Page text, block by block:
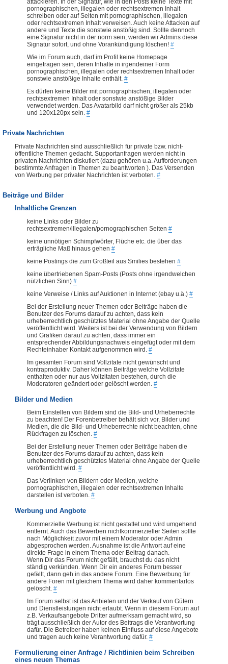
attackieren. In der Signatur, wie in den Posts keine Texte mit
pornographischen, illegalen oder rechtsextremen Inhalt
schreiben oder auf Seiten mit pornographischen, illegalen
oder rechtsextremen Inhalt verweisen. Auch keine Attacken auf
andere und Texte die sonstwie anstößig sind. Sollte dennoch
eine Signatur nicht in der norm sein, werden wir Admins diese
Signatur sofort, und ohne Vorankündigung löschen! #
Wie im Forum auch, darf im Profil keine Homepage
eingetragen sein, deren Inhalte in irgendeiner Form
pornographischen, illegalen oder rechtsextremen Inhalt oder
sonstwie anstößige Inhalte enthält. #
Es dürfen keine Bilder mit pornographischen, illegalen oder
rechtsextremen Inhalt oder sonstwie anstößige Bilder
verwendet werden. Das Avatarbild darf nicht größer als 25kb
und 120x120px sein. #
Private Nachrichten
Private Nachrichten sind ausschließlich für private bzw. nicht-
öffentliche Themen gedacht. Supportanfragen werden nicht in
privaten Nachrichten diskutiert (dazu gehören u.a. Aufforderungen
bestimmte Anfragen in Themen zu beantworten ). Das Versenden
von Werbung per privater Nachrichten ist verboten. #
Beiträge und Bilder
Inhaltliche Grenzen
keine Links oder Bilder zu
rechtsextremen/illegalen/pornographischen Seiten #
keine unnötigen Schimpfwörter, Flüche etc. die über das
erträgliche Maß hinaus gehen #
keine Postings die zum Großteil aus Smilies bestehen #
keine übertriebenen Spam-Posts (Posts ohne irgendwelchen
nützlichen Sinn) #
keine Verweise / Links auf Auktionen in Internet (ebay u.ä.) #
Bei der Erstellung neuer Themen oder Beiträge haben die
Benutzer des Forums darauf zu achten, dass kein
urheberrechtlich geschütztes Material ohne Angabe der Quelle
veröffentlicht wird. Weiters ist bei der Verwendung von Bildern
und Grafiken darauf zu achten, dass immer ein
entsprechender Abbildungsnachweis eingefügt oder mit dem
Rechteinhaber Kontakt aufgenommen wird. #
Im gesamten Forum sind Vollzitate nicht gewünscht und
kontraproduktiv. Daher können Beiträge welche Vollzitate
enthalten oder nur aus Vollzitaten bestehen, durch die
Moderatoren geändert oder gelöscht werden. #
Bilder und Medien
Beim Einstellen von Bildern sind die Bild- und Urheberrechte
zu beachten! Der Forenbetreiber behält sich vor, Bilder und
Medien, die die Bild- und Urheberrechte nicht beachten, ohne
Rückfragen zu löschen. #
Bei der Erstellung neuer Themen oder Beiträge haben die
Benutzer des Forums darauf zu achten, dass kein
urheberrechtlich geschütztes Material ohne Angabe der Quelle
veröffentlicht wird. #
Das Verlinken von Bildern oder Medien, welche
pornographischen, illegalen oder rechtsextremen Inhalte
darstellen ist verboten. #
Werbung und Angbote
Kommerzielle Werbung ist nicht gestattet und wird umgehend
entfernt. Auch das Bewerben nichtkommerzieller Seiten sollte
nach Möglichkeit zuvor mit einem Moderator oder Admin
abgesprochen werden. Ausnahme ist die Antwort auf eine
direkte Frage in einem Thema oder Beitrag danach.
Wenn Dir das Forum nicht gefällt, brauchst du das nicht
ständig verkünden. Wenn Dir ein anderes Forum besser
gefällt, dann geh in das andere Forum. Eine Bewerbung für
andere Foren mit gleichem Thema wird daher kommentarlos
gelöscht. #
Im Forum selbst ist das Anbieten und der Verkauf von Gütern
und Dienstleistungen nicht erlaubt. Wenn in diesem Forum auf
z.B. Verkaufsangebote Dritter aufmerksam gemacht wird, so
trägt ausschließlich der Autor des Beitrags die Verantwortung
dafür. Die Betreiber haben keinen Einfluss auf diese Angebote
und tragen auch keine Verantwortung dafür. #
Formulierung einer Anfrage / Richtlinien beim Schreiben
eines neuen Themas